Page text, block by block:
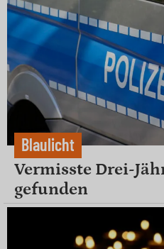
Blaulicht
Vermisste Drei-
gefunden